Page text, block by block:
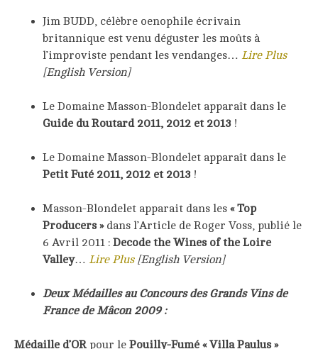
Jim BUDD, célèbre oenophile écrivain
britannique est venu déguster les moûts à
l’improviste pendant les vendanges… Lire Plus
[English Version]
Le Domaine Masson-Blondelet apparaît dans le
Guide du Routard 2011, 2012 et 2013 !
Le Domaine Masson-Blondelet apparaît dans le
Petit Futé 2011, 2012 et 2013 !
Masson-Blondelet apparait dans les « Top
Producers »dans l’Article de Roger Voss, publié le
6 Avril 2011 : Decode the Wines of the Loire
Valley… Lire Plus [English Version]
Deux Médailles au Concours des Grands Vins de
France de Mâcon 2009 :
Médaille d’OR pour le Pouilly-Fumé « Villa Paulus »